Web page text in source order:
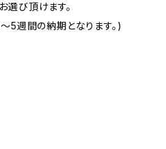
選び頂けます。
5週間の納期となります。)